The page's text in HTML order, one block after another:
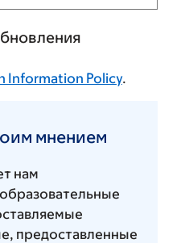
Information Policy.
мнением
нам
предоставленные